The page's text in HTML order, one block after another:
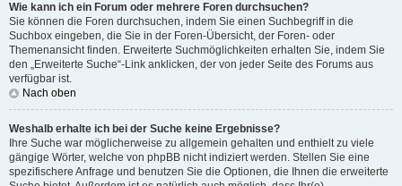
Wie kann ich ein Forum oder mehrere Foren durchsuchen?
Sie können die Foren durchsuchen, indem Sie einen Suchbegriff in die
Suchbox eingeben, die Sie in der Foren-Übersicht, der Foren- oder
Themenansicht finden. Erweiterte Suchmöglichkeiten erhalten Sie, indem Sie
den „Erweiterte Suche“-Link anklicken, der von jeder Seite des Forums aus
verfügbar ist.
Nach oben
Weshalb erhalte ich bei der Suche keine Ergebnisse?
Ihre Suche war möglicherweise zu allgemein gehalten und enthielt zu viele
gängige Wörter, welche von phpBB nicht indiziert werden. Stellen Sie eine
spezifischere Anfrage und benutzen Sie die Optionen, die Ihnen die erweiterte